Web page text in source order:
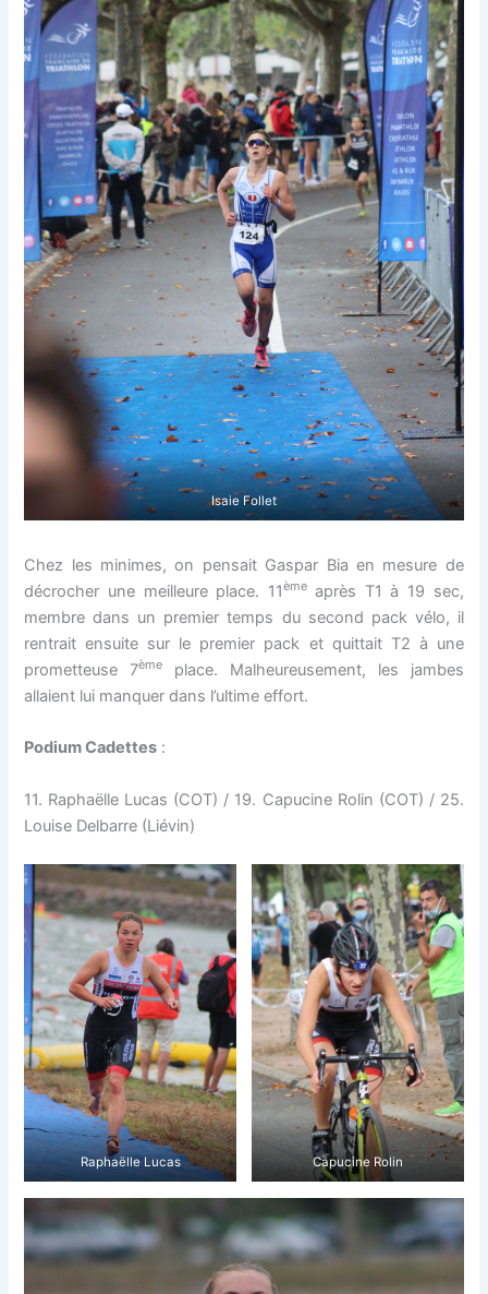
Isaie Follet
Chez les minimes, on pensait Gaspar Bia en mesure de
décrocher une meilleure place. 11èmeaprès T1 à 19 sec,
membre dans un premier temps du second pack vélo, il
rentrait ensuite sur le premier pack et quittait T2 à une
prometteuse 7ème
place. Malheureusement, les jambes
allaient lui manquer dans l’ultime effort.
Podium Cadettes :
11. Raphaëlle Lucas (COT) / 19. Capucine Rolin (COT) / 25.
Louise Delbarre (Liévin)
Raphaëlle Lucas Capucine Rolin